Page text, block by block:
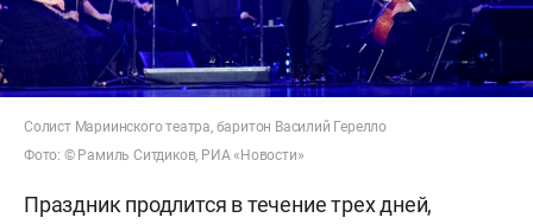
Солист Мариинского театра, баритон Василий Герелло
Фото: © Рамиль Ситдиков, РИА «Новости»
Праздник продлится в течение трех дней,